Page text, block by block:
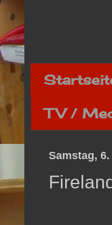
TV /
Samstag,